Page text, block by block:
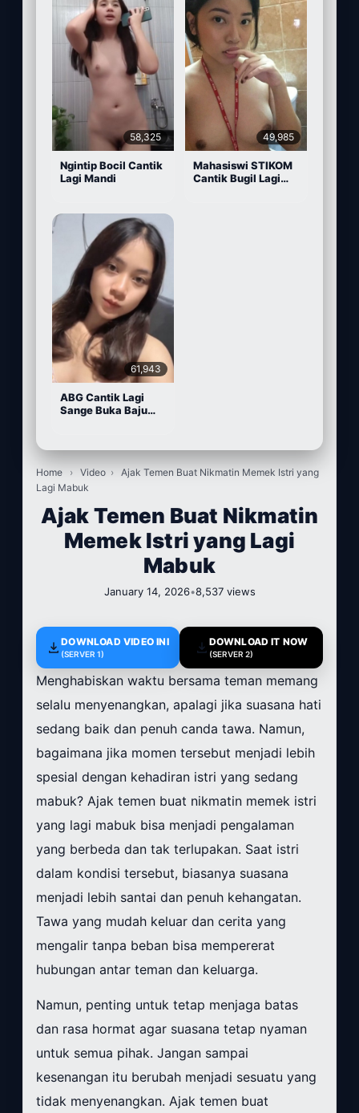
58,325
Ngintip Bocil Cantik
Lagi Mandi
49,985
Mahasiswi STIKOM
Cantik Bugil Lagi
61,943
ABG Cantik Lagi
Sange Buka Baju
Home › Video › Ajak Temen Buat Nikmatin Memek Istri yang
Lagi Mabuk
Ajak Temen Buat Nikmatin
Memek Istri yang Lagi
Mabuk
January 14, 2026•8,537 views
DOWNLOAD VIDEO INI
(SERVER 1)
DOWNLOAD IT NOW
(SERVER 2)
Menghabiskan waktu bersama teman memang
selalu menyenangkan, apalagi jika suasana hati
sedang baik dan penuh canda tawa. Namun,
bagaimana jika momen tersebut menjadi lebih
spesial dengan kehadiran istri yang sedang
mabuk? Ajak temen buat nikmatin memek istri
yang lagi mabuk bisa menjadi pengalaman
yang berbeda dan tak terlupakan. Saat istri
dalam kondisi tersebut, biasanya suasana
menjadi lebih santai dan penuh kehangatan.
Tawa yang mudah keluar dan cerita yang
mengalir tanpa beban bisa mempererat
hubungan antar teman dan keluarga.
Namun, penting untuk tetap menjaga batas
dan rasa hormat agar suasana tetap nyaman
untuk semua pihak. Jangan sampai
kesenangan itu berubah menjadi sesuatu yang
tidak menyenangkan. Ajak temen buat